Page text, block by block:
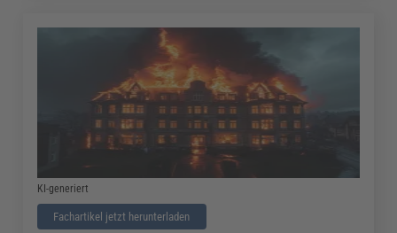
KI-generiert
Fachartikel jetzt herunterladen